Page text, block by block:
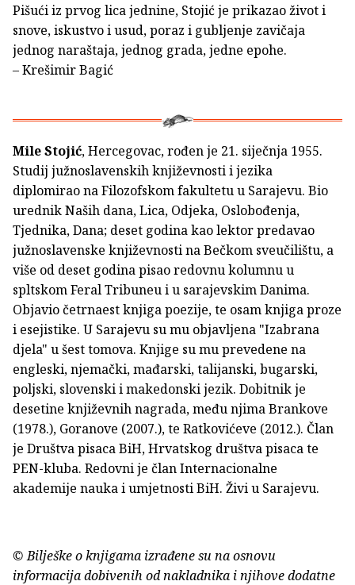
Pišući iz prvog lica jednine, Stojić je prikazao život i
snove, iskustvo i usud, poraz i gubljenje zavičaja
jednog naraštaja, jednog grada, jedne epohe.
– Krešimir Bagić
Mile Stojić, Hercegovac, rođen je 21. siječnja 1955.
Studij južnoslavenskih književnosti i jezika
diplomirao na Filozofskom fakultetu u Sarajevu. Bio
urednik Naših dana, Lica, Odjeka, Oslobođenja,
Tjednika, Dana; deset godina kao lektor predavao
južnoslavenske književnosti na Bečkom sveučilištu, a
više od deset godina pisao redovnu kolumnu u
spltskom Feral Tribuneu i u sarajevskim Danima.
Objavio četrnaest knjiga poezije, te osam knjiga proze
i esejistike. U Sarajevu su mu objavljena "Izabrana
djela" u šest tomova. Knjige su mu prevedene na
engleski, njemački, mađarski, talijanski, bugarski,
poljski, slovenski i makedonski jezik. Dobitnik je
desetine književnih nagrada, među njima Brankove
(1978.), Goranove (2007.), te Ratkovićeve (2012.). Član
je Društva pisaca BiH, Hrvatskog društva pisaca te
PEN-kluba. Redovni je član Internacionalne
akademije nauka i umjetnosti BiH. Živi u Sarajevu.
© Bilješke o knjigama izrađene su na osnovu
informacija dobivenih od nakladnika i njihove dodatne